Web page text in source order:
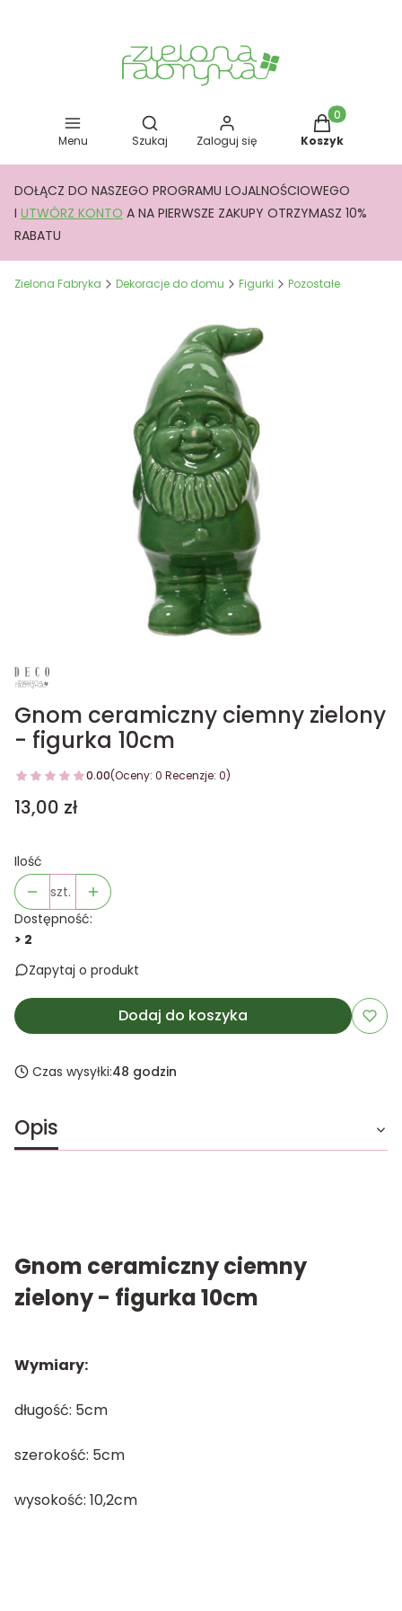
Menu
Otwórz wyszukiwarkę
Szukaj Zaloguj się
Produkty w
Koszyk
DOŁĄCZ DO NASZEGO PROGRAMU LOJALNOŚCIOWEGO
I UTWÓRZ KONTO A NA PIERWSZE ZAKUPY OTRZYMASZ 10%
RABATU
Zielona Fabryka Dekoracje do domu Figurki Pozostałe
Gnom ceramiczny ciemny zielony
- figurka 10cm
0.00(Oceny: 0 Recenzje: 0)
Cena
13,00 zł
Ilość
szt.
Dostępność:
> 2
Zapytaj o produkt
Dodaj do koszyka
Czas wysyłki:48 godzin
Opis
Gnom ceramiczny ciemny
zielony - figurka 10cm
Wymiary:
długość: 5cm
szerokość: 5cm
wysokość: 10,2cm